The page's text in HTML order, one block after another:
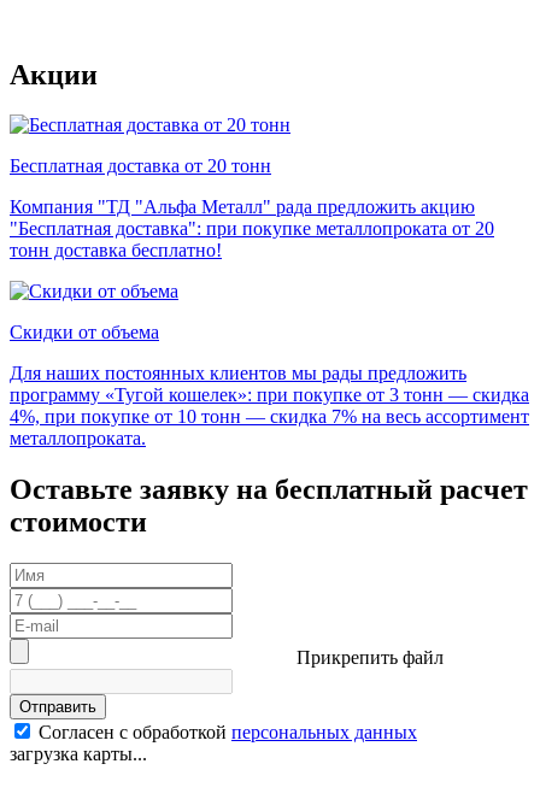
Акции
Бесплатная доставка от 20 тонн
Компания "ТД "Альфа Металл" рада предложить акцию
"Бесплатная доставка": при покупке металлопроката от 20
тонн доставка бесплатно!
Скидки от объема
Для наших постоянных клиентов мы рады предложить
программу «Тугой кошелек»: при покупке от 3 тонн — скидка
4%, при покупке от 10 тонн — скидка 7% на весь ассортимент
металлопроката.
Оставьте заявку на бесплатный расчет
стоимости
Прикрепить файл
Отправить
Согласен с обработкой персональных данных
загрузка карты...